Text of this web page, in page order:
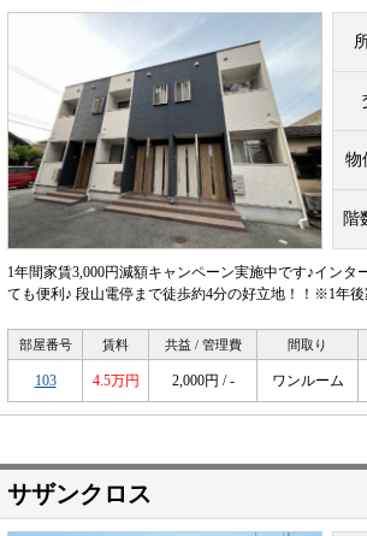
物
階
1年間家賃3,000円減額キャンペーン実施中です♪イン
ても便利♪ 段山電停まで徒歩約4分の好立地！！※1年
部屋番号 賃料 共益 / 管理費 間取り
103 4.5万円 2,000円 / - ワンルーム
サザンクロス